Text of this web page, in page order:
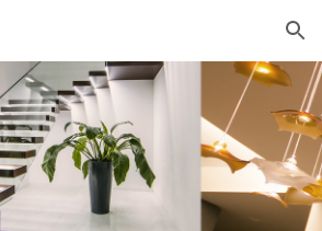
Skip to navigation